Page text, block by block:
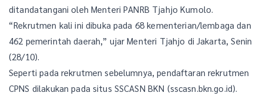
ditandatangani oleh Menteri PANRB Tjahjo Kumolo.
“Rekrutmen kali ini dibuka pada 68 kementerian/lembaga dan
462 pemerintah daerah,” ujar Menteri Tjahjo di Jakarta, Senin
(28/10).
Seperti pada rekrutmen sebelumnya, pendaftaran rekrutmen
CPNS dilakukan pada situs SSCASN BKN (sscasn.bkn.go.id).